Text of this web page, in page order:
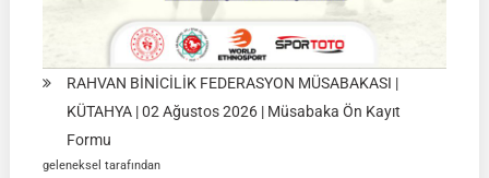
RAHVAN BİNİCİLİK FEDERASYON MÜSABAKASI |
KÜTAHYA | 02 Ağustos 2026 | Müsabaka Ön Kayıt
Formu
geleneksel tarafından